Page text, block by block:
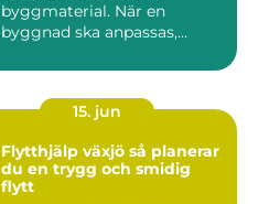
byggmaterial. När en
byggnad ska anpassas,
15. jun
Flytthjälp växjö så planerar
du en trygg och smidig
flytt